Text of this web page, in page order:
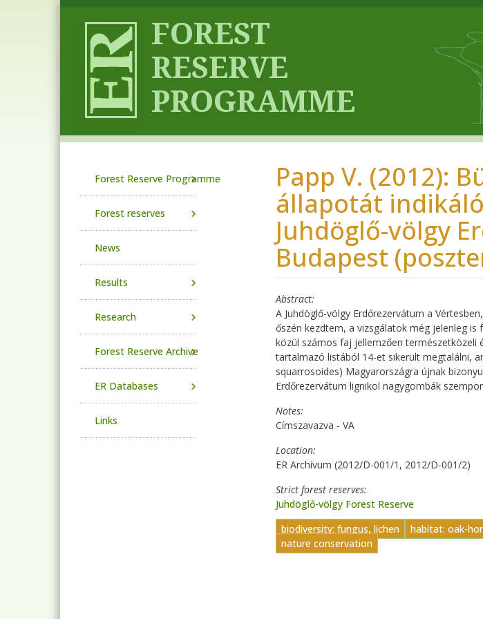
Papp V. (2012):
állapotát
Juhdöglő-völgy
Budapest
Abstract
A Juhdöglő-völgy Erdőrezervátum a
őszén kezdtem, a vizsgálatok még jelenleg
közül számos faj jellemzően természetközeli
tartalmazó listából 14-et sikerült megtalálni,
squarrosoides) Magyarországra újnak
Erdőrezervátum lignikol nagygombák
Notes
Címszavazva - VA
Location
ER Archívum (2012/D-001/1, 2012/D-001/2)
Strict forest reserves
Juhdöglő-völgy Forest Reserve
biodiversity: fungus, lichen
habitat: oak-
nature conservation
Forest Reserve Programme
Forest reserves
News
Results
Research
Forest Reserve Archive
ER Databases
Links